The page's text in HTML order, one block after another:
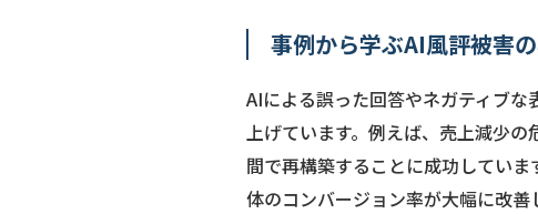
事例から学ぶAI風評被害
AIによる誤った回答やネガティブ
上げています。例えば、売上減少
間で再構築することに成功してい
体のコンバージョン率が大幅に改